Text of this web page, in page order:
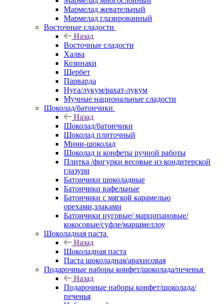
Мармелад жевательный
Мармелад глазированный
Восточные сладости
Назад
Восточные сладости
Халва
Козинаки
Щербет
Парварда
Нуга/лукум/рахат-лукум
Мучные национальные сладости
Шоколад/батончики
Назад
Шоколад/батончики
Шоколад плиточный
Мини-шоколад
Шоколад и конфеты ручной работы
Плитка /фигурки весовые из кондитерской
глазури
Батончики шоколадные
Батончики вафельные
Батончики с мягкой карамелью
орехами,злаками
Батончики нуговые/ марципановые/
кокосовые/суфле/маршмеллоу
Шоколадная паста
Назад
Шоколадная паста
Паста шоколадная/арахисовая
Подарочные наборы конфет/шоколада/печенья
Назад
Подарочные наборы конфет/шоколада/
печенья